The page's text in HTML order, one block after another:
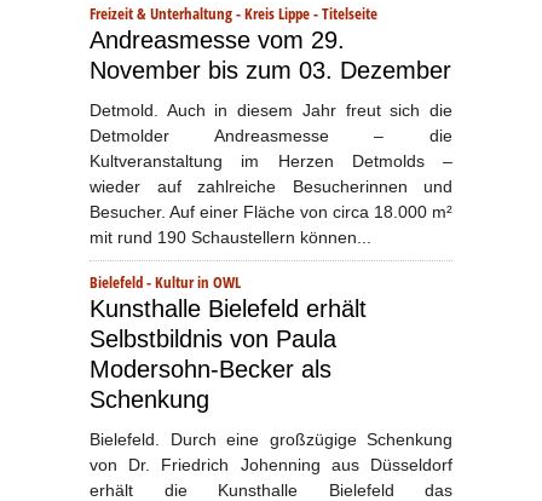
Freizeit & Unterhaltung-Kreis Lippe-Titelseite
Andreasmesse vom 29.
November bis zum 03. Dezember
Detmold. Auch in diesem Jahr freut sich die
Detmolder Andreasmesse – die
Kultveranstaltung im Herzen Detmolds –
wieder auf zahlreiche Besucherinnen und
Besucher. Auf einer Fläche von circa 18.000 m²
mit rund 190 Schaustellern können...
Bielefeld-Kultur in OWL
Kunsthalle Bielefeld erhält
Selbstbildnis von Paula
Modersohn-Becker als
Schenkung
Bielefeld. Durch eine großzügige Schenkung
von Dr. Friedrich Johenning aus Düsseldorf
erhält die Kunsthalle Bielefeld das